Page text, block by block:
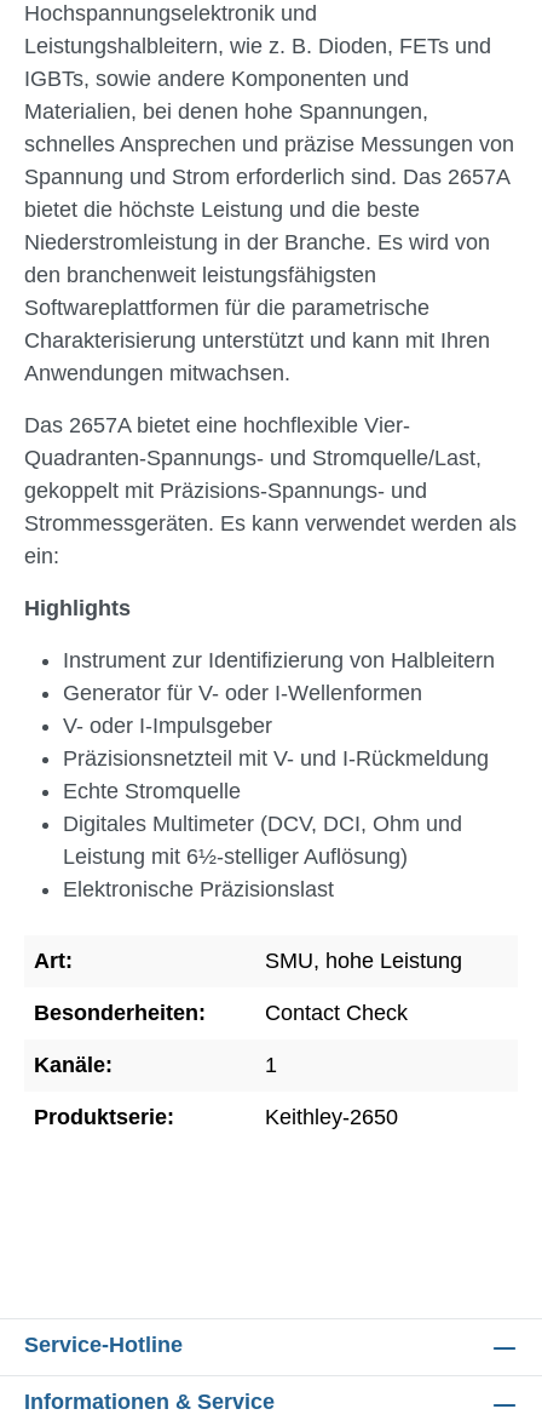
Hochspannungselektronik und
Leistungshalbleitern, wie z. B. Dioden, FETs und
IGBTs, sowie andere Komponenten und
Materialien, bei denen hohe Spannungen,
schnelles Ansprechen und präzise Messungen von
Spannung und Strom erforderlich sind. Das 2657A
bietet die höchste Leistung und die beste
Niederstromleistung in der Branche. Es wird von
den branchenweit leistungsfähigsten
Softwareplattformen für die parametrische
Charakterisierung unterstützt und kann mit Ihren
Anwendungen mitwachsen.
Das 2657A bietet eine hochflexible Vier-
Quadranten-Spannungs- und Stromquelle/Last,
gekoppelt mit Präzisions-Spannungs- und
Strommessgeräten. Es kann verwendet werden als
ein:
Highlights
Instrument zur Identifizierung von Halbleitern
Generator für V- oder I-Wellenformen
V- oder I-Impulsgeber
Präzisionsnetzteil mit V- und I-Rückmeldung
Echte Stromquelle
Digitales Multimeter (DCV, DCI, Ohm und
Leistung mit 6½-stelliger Auflösung)
Elektronische Präzisionslast
Art: SMU, hohe Leistung
Besonderheiten: Contact Check
Kanäle: 1
Produktserie: Keithley-2650
Service-Hotline
Informationen & Service